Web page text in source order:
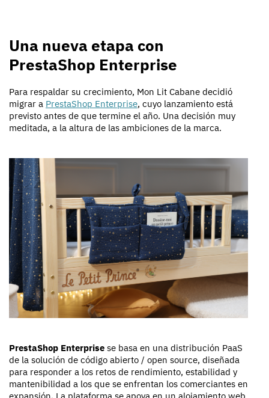
Una nueva etapa con
PrestaShop Enterprise
Para respaldar su crecimiento, Mon Lit Cabane decidió
migrar a PrestaShop Enterprise, cuyo lanzamiento está
previsto antes de que termine el año. Una decisión muy
meditada, a la altura de las ambiciones de la marca.
PrestaShop Enterprise se basa en una distribución PaaS
de la solución de código abierto / open source, diseñada
para responder a los retos de rendimiento, estabilidad y
mantenibilidad a los que se enfrentan los comerciantes en